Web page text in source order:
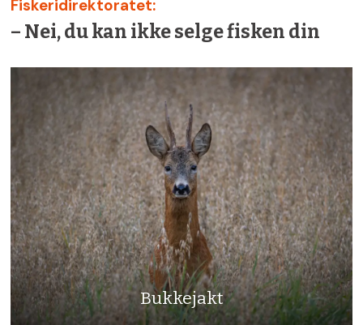
Fiskeridirektoratet:
– Nei, du kan ikke selge fisken din
Bukkejakt